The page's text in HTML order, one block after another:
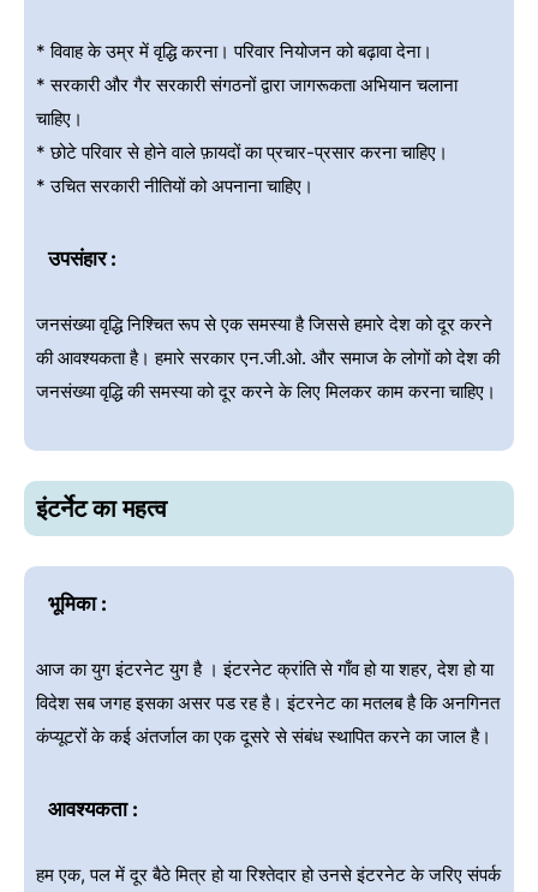
* विवाह के उम्र में वृद्धि करना। परिवार नियोजन को बढ़ावा देना।
* सरकारी और गैर सरकारी संगठनों द्वारा जागरूकता अभियान चलाना
चाहिए।
* छोटे परिवार से होने वाले फ़ायदों का प्रचार-प्रसार करना चाहिए।
* उचित सरकारी नीतियों को अपनाना चाहिए।
उपसंहार :
जनसंख्या वृद्धि निश्चित रूप से एक समस्या है जिससे हमारे देश को दूर करने
की आवश्यकता है। हमारे सरकार एन.जी.ओ. और समाज के लोगों को देश की
जनसंख्या वृद्धि की समस्या को दूर करने के लिए मिलकर काम करना चाहिए।
इंटर्नेट का महत्व
भूमिका :
आज का युग इंटरनेट युग है । इंटरनेट क्रांति से गाँव हो या शहर, देश हो या
विदेश सब जगह इसका असर पड रह है। इंटरनेट का मतलब है कि अनगिनत
कंप्यूटरों के कई अंतर्जाल का एक दूसरे से संबंध स्थापित करने का जाल है।
आवश्यकता :
हम एक, पल में दूर बैठे मित्र हो या रिश्तेदार हो उनसे इंटरनेट के जरिए संपर्क